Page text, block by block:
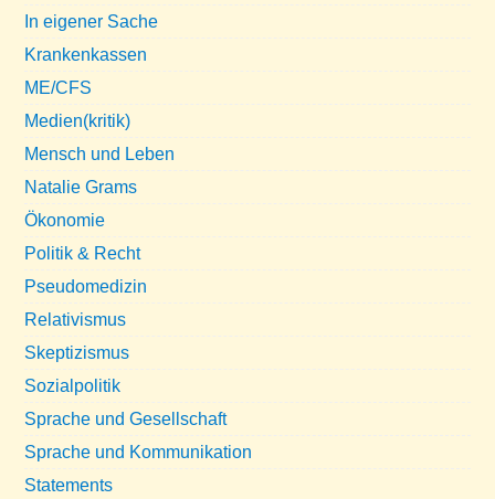
In eigener Sache
Krankenkassen
ME/CFS
Medien(kritik)
Mensch und Leben
Natalie Grams
Ökonomie
Politik & Recht
Pseudomedizin
Relativismus
Skeptizismus
Sozialpolitik
Sprache und Gesellschaft
Sprache und Kommunikation
Statements